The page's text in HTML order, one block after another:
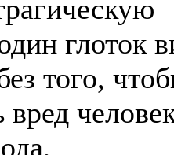
глоток
того,